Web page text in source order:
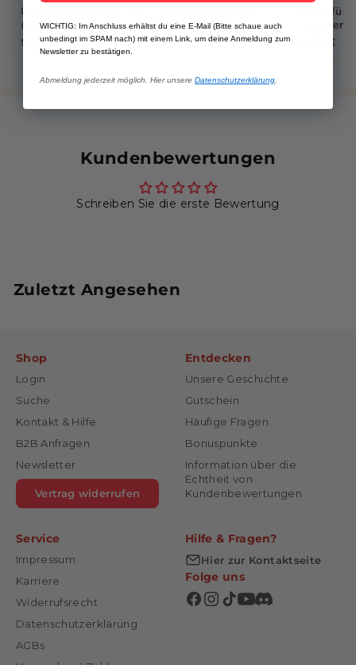
Überraschungsgeschenk
(2-3 Produkte)
5,99 €
Snacks & Drinks
18,69 €
Pfand für
Flaschen/
0,25 €
Kundenbewertungen
Schreiben Sie die erste Bewertung
Zuletzt Angesehen
Shop
Login
Suche
Kontakt & Hilfe
B2B Anfragen
Newsletter
Vertrag widerrufen
Entdecken
Unsere Geschichte
Gutschein
Häufige Fragen
Bonuspunkte
Information über die
Echtheit von
Kundenbewertungen
Service
Impressum
Karriere
Widerrufsrecht
Datenschutzerklärung
AGBs
Hilfe & Fragen?
Hier zur Kontaktseite
Folge uns
WICHTIG: Im Anschluss erhältst du eine E-Mail (Bitte schaue auch
unbedingt im SPAM nach) mit einem Link, um deine Anmeldung zum
Newsletter zu bestätigen.
Abmeldung jederzeit möglich. Hier unsere Datenschutzerklärung